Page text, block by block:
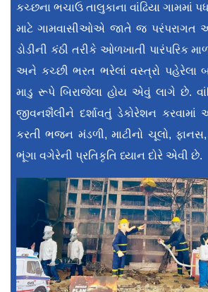
કચ્છના ભચાઉ તાલુકાના વાંઢિયા ગામમાં
માટે ગામવાસીઓએ જાતે જ પરંપરાગત
ડોડીની કંઠી તરીકે ઓળખાતી પારંપરિક
અને કચ્છી ભરત ભરેલાં વસ્ત્રો પહેરેલા
માડુ રૂપે બિરાજેલા હોય એવું લાગે છે.
જીવનશૈલીને દર્શાવતું ડેકોરેશન
કરતી ભજન મંડળી, માટીનો ચૂલો,
ભૂંગા વગેરેની પ્રતિકૃતિ ધ્યાન દોરે એવી છે.